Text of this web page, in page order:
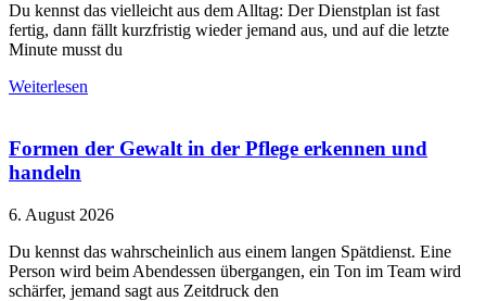
Du kennst das vielleicht aus dem Alltag: Der Dienstplan ist fast
fertig, dann fällt kurzfristig wieder jemand aus, und auf die letzte
Minute musst du
Weiterlesen
Formen der Gewalt in der Pflege erkennen und
handeln
6. August 2026
Du kennst das wahrscheinlich aus einem langen Spätdienst. Eine
Person wird beim Abendessen übergangen, ein Ton im Team wird
schärfer, jemand sagt aus Zeitdruck den